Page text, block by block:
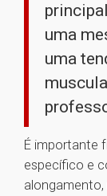
uma
uma
É importante
específico e